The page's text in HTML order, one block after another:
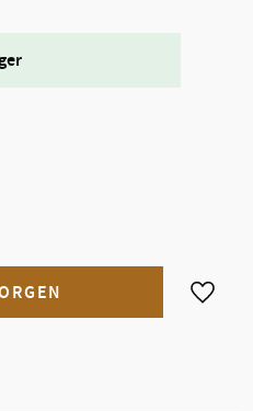
Lägg